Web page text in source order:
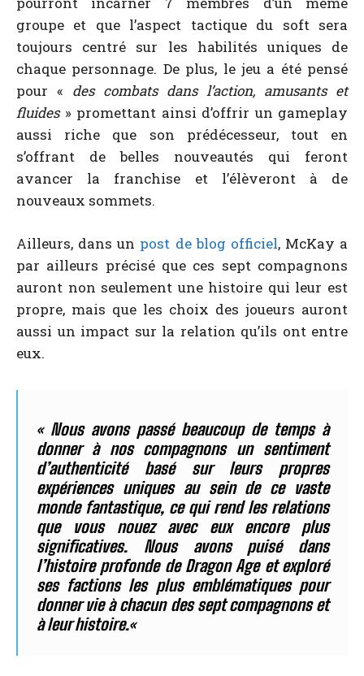
groupe et que l’aspect tactique du soft sera
toujours centré sur les habilités uniques de
chaque personnage. De plus, le jeu a été pensé
pour « des combats dans l’action, amusants et
fluides» promettant ainsi d’offrir un gameplay
aussi riche que son prédécesseur, tout en
s’offrant de belles nouveautés qui feront
avancer la franchise et l’élèveront à de
nouveaux sommets.
Ailleurs, dans un post de blog officiel, McKay a
par ailleurs précisé que ces sept compagnons
auront non seulement une histoire qui leur est
propre, mais que les choix des joueurs auront
aussi un impact sur la relation qu’ils ont entre
eux.
« Nous avons passé beaucoup de temps à
donner à nos compagnons un sentiment
d’authenticité basé sur leurs propres
expériences uniques au sein de ce vaste
monde fantastique, ce qui rend les relations
que vous nouez avec eux encore plus
significatives. Nous avons puisé dans
l’histoire profonde de Dragon Age et exploré
ses factions les plus emblématiques pour
donner vie à chacun des sept compagnons et
à leur histoire.«